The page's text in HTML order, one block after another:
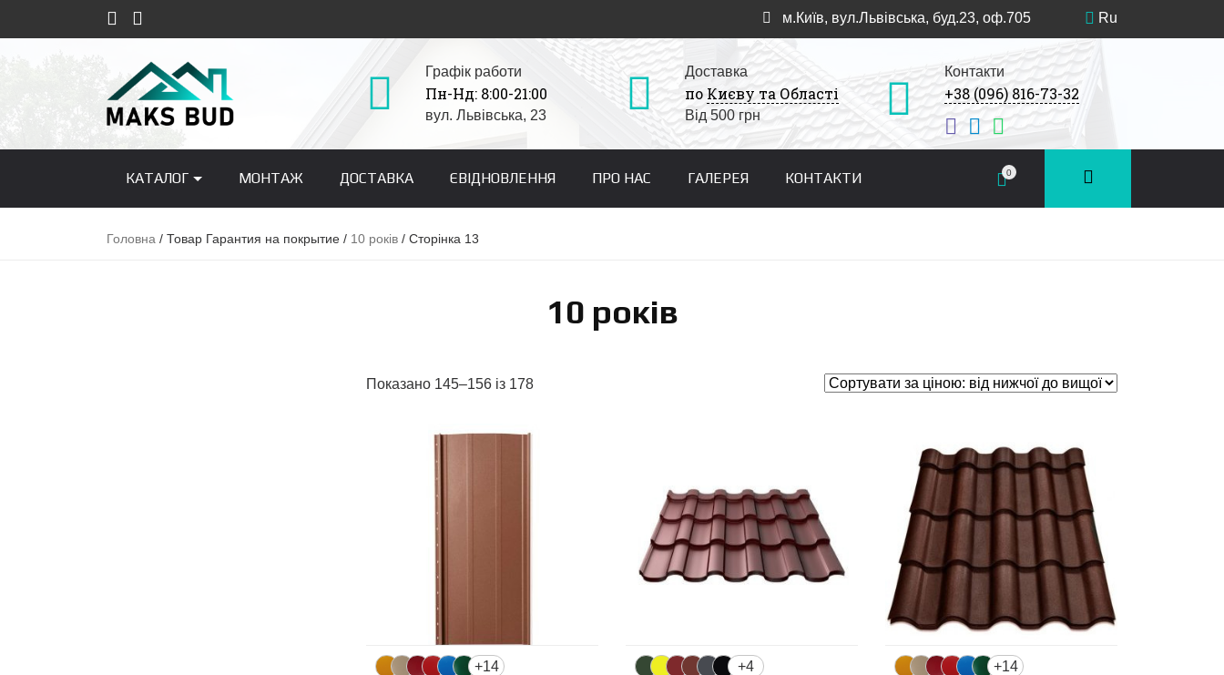
м.Київ, вул.Львівська, буд.23, оф.705 Ru
Графік работи
Пн-Нд: 8:00-21:00
вул. Львівська, 23
Доставка
по Києву та Області
Від 500 грн
Контакти
+38 (096) 816-73-32
КАТАЛОГ МОНТАЖ ДОСТАВКА ЄВІДНОВЛЕННЯ ПРО НАС ГАЛЕРЕЯ КОНТАКТИ 0
Головна / Товар Гарантия на покрытие / 10 років / Сторінка 13
10 років
Показано 145–156 із 178
+14 +4 +14